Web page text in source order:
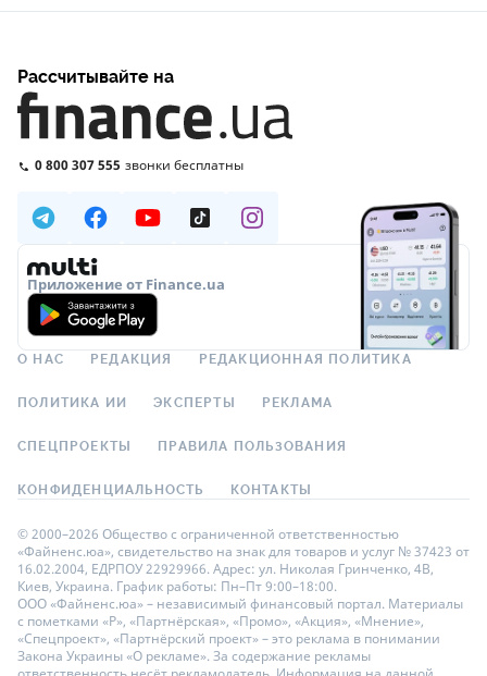
Рассчитывайте на
0 800 307 555 звонки бесплатны
Приложение от Finance.ua
О НАС РЕДАКЦИЯ РЕДАКЦИОННАЯ ПОЛИТИКА
ПОЛИТИКА ИИ ЭКСПЕРТЫ РЕКЛАМА
СПЕЦПРОЕКТЫ ПРАВИЛА ПОЛЬЗОВАНИЯ
КОНФИДЕНЦИАЛЬНОСТЬ КОНТАКТЫ
© 2000–2026 Общество с ограниченной ответственностью
«Файненс.юа», свидетельство на знак для товаров и услуг № 37423 от
16.02.2004, ЕДРПОУ 22929966. Адрес: ул. Николая Гринченко, 4В,
Киев, Украина. График работы: Пн–Пт 9:00–18:00.
ООО «Файненс.юа» – независимый финансовый портал. Материалы
с пометками «Р», «Партнёрская», «Промо», «Акция», «Мнение»,
«Спецпроект», «Партнёрский проект» – это реклама в понимании
Закона Украины «О рекламе». За содержание рекламы